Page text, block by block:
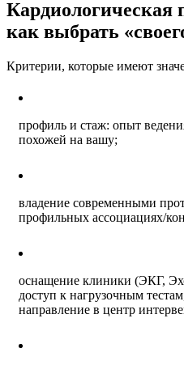
Кардиологическая
как выбрать
Критерии, которые имеют
профиль и стаж: опыт
похожей на вашу;
владение современными
профильных ассоциациях/
оснащение клиники (ЭКГ,
доступ к нагрузочным
направление в центр